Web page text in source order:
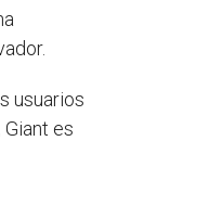
usuarios
es